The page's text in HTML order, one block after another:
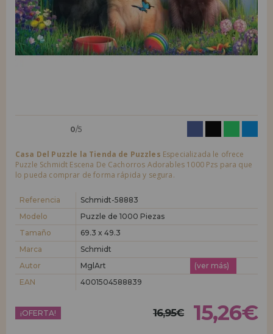
LIQUIDACIONES
INFORMACIÓN
Quiero registrarme como
nuevo cliente
Al crear una cuenta en casadelpuzzle.com podrás realizar tus compras
nuevo distribuidor
¿Eres Profesional o Empresa?. ¿Quieres vender en tu negocio
condiciones de ventas con descuentos especiales para la distribución.
¡Adelante! Te estábamos esperando.
0/5
Casa Del Puzzle la Tienda de Puzzles Especializada le ofrece
Puzzle Schmidt Escena De Cachorros Adorables 1000 Pzs para que
lo pueda comprar de forma rápida y segura.
Referencia
Schmidt-58883
Modelo
Puzzle de 1000 Piezas
Tamaño
69.3 x 49.3
Marca
Schmidt
Autor
MglArt
(ver más)
EAN
4001504588839
¡OFERTA! 16,95€ 15,26€